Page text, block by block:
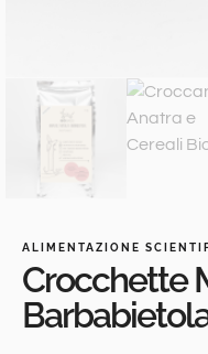
ALIMENTAZIONE
Crocchette